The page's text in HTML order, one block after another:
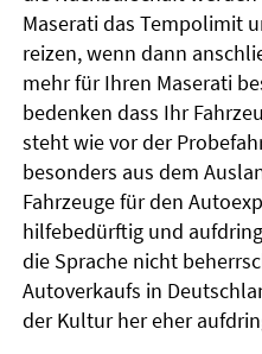
Maserati das Tempolimit
reizen, wenn dann
mehr für Ihren Maserati
bedenken dass Ihr
steht wie vor der
besonders aus dem
Fahrzeuge für den
hilfebedürftig und
die Sprache nicht
Autoverkaufs in
der Kultur her eher